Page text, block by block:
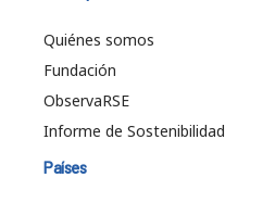
Quiénes somos
Fundación
ObservaRSE
Informe de Sostenibilidad
Países